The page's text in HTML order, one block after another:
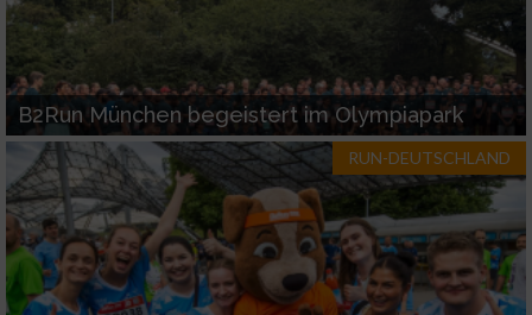
B2Run München begeistert im Olympiapark
RUN-DEUTSCHLAND